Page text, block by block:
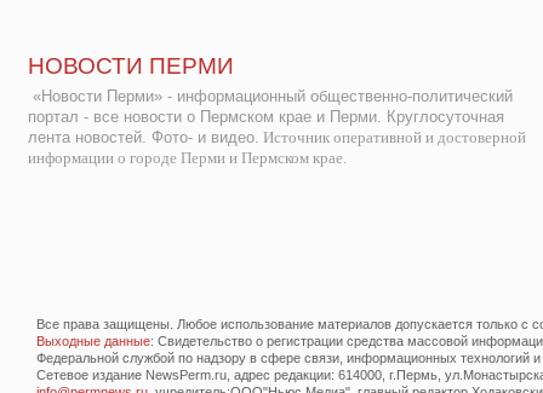
НОВОСТИ ПЕРМИ
«Новости Перми» - информационный общественно-политический
портал - все новости о Пермском крае и Перми. Круглосуточная
лента новостей. Фото- и видео. Источник оперативной и достоверной
информации о городе Перми и Пермском крае.
Все права защищены. Любое использование материалов допускается только с
Выходные данные: Свидетельство о регистрации средства массовой
Федеральной службой по надзору в сфере связи, информационных технологий
Сетевое издание NewsPerm.ru, адрес редакции: 614000, г.Пермь,